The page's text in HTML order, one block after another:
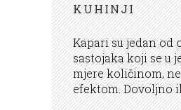
KUHINJI
Kapari su jedan od
sastojaka koji se u
mjere količinom,
efektom. Dovoljno